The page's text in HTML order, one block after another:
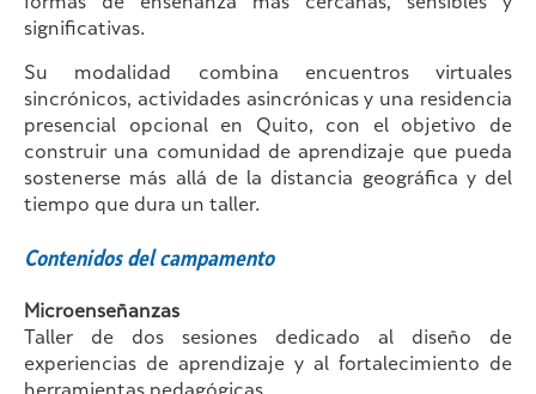
formas de enseñanza más cercanas, sensibles y
significativas.
Su modalidad combina encuentros virtuales
sincrónicos, actividades asincrónicas y una residencia
presencial opcional en Quito, con el objetivo de
construir una comunidad de aprendizaje que pueda
sostenerse más allá de la distancia geográfica y del
tiempo que dura un taller.
Contenidos del campamento
Microenseñanzas
Taller de dos sesiones dedicado al diseño de
experiencias de aprendizaje y al fortalecimiento de